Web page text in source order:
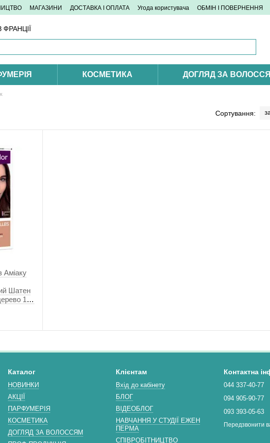
МАГАЗИНИ ДОСТАВКА І ОПЛАТА Угода користувача ОБМІН І ПОВЕРНЕННЯ
КОСМЕТИКА ДОГЛЯД ЗА
Сортування:
Аміаку
Шатен
115
Каталог
НОВИНКИ
АКЦІЇ
ПАРФУМЕРІЯ
КОСМЕТИКА
ДОГЛЯД ЗА ВОЛОССЯМ
Клієнтам
Вхід до кабінету
БЛОГ
ВІДЕОБЛОГ
НАВЧАННЯ У СТУДІЇ ЕЖЕН
ПЕРМА
СПІВРОБІТНИЦТВО
Контактна
044 337-40-77
094 905-90-77
093 393-05-63
Передзвонити